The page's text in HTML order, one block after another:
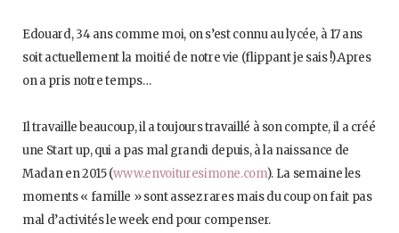
Edouard, 34 ans comme moi, on s’est connu au lycée, à 17 ans
soit actuellement la moitié de notre vie (flippant je sais !).Apres
on a pris notre temps…
Il travaille beaucoup, il a toujours travaillé à son compte, il a créé
une Start up, qui a pas mal grandi depuis, à la naissance de
Madan en 2015 (www.envoituresimone.com). La semaine les
moments « famille » sont assez rares mais du coup on fait pas
mal d’activités le week end pour compenser.